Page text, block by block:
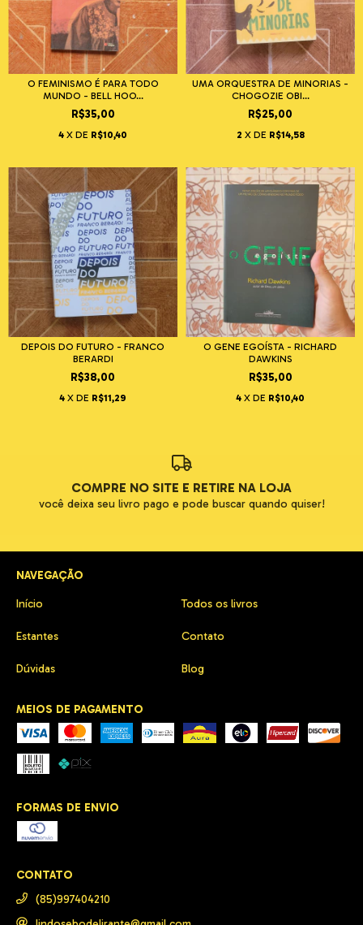
O FEMINISMO É PARA TODO
MUNDO - BELL HOO...
R$35,00
4 X DE R$10,40
UMA ORQUESTRA DE MINORIAS -
CHOGOZIE OBI...
R$25,00
2 X DE R$14,58
DEPOIS DO FUTURO - FRANCO
BERARDI
R$38,00
4 X DE R$11,29
O GENE EGOÍSTA - RICHARD
DAWKINS
R$35,00
4 X DE R$10,40
COMPRE NO SITE E RETIRE NA LOJA
você deixa seu livro pago e pode buscar quando quiser!
NAVEGAÇÃO
Início Todos os livros
Estantes Contato
Dúvidas Blog
MEIOS DE PAGAMENTO
FORMAS DE ENVIO
CONTATO
(85)997404210